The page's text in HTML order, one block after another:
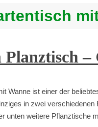
Planztisch
Wanne ist einer der
in zwei
unten weitere Pflanztische